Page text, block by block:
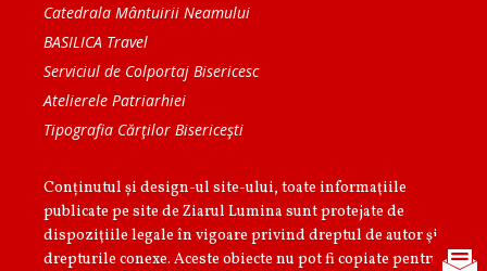
Catedrala Mântuirii Neamului
BASILICA Travel
Serviciul de Colportaj Bisericesc
Atelierele Patriarhiei
Tipografia Cărţilor Bisericeşti
Conținutul și design-ul site-ului, toate informaţiile
publicate pe site de Ziarul Lumina sunt protejate de
dispoziţiile legale în vigoare privind dreptul de autor şi
drepturile conexe. Aceste obiecte nu pot fi copiate pentru